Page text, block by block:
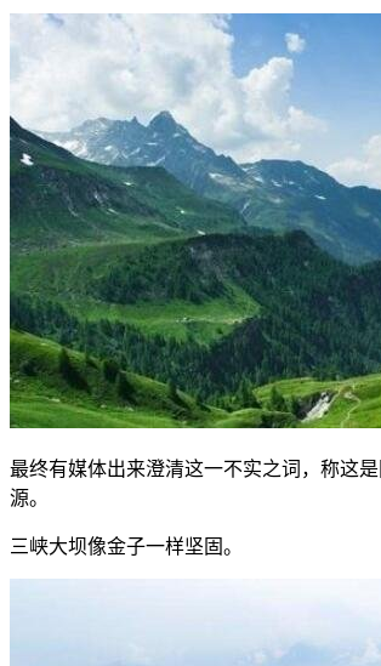
最终有媒体出来澄清这一不实之词，称这
源。
三峡大坝像金子一样坚固。